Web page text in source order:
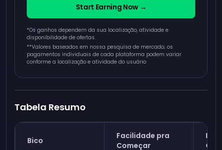
Start Earning Now →
*Os ganhos dependem da sua localização, atividade e
disponibilidade de ofertas.
**Valores baseados em nossa pesquisa de mercado; os
pagamentos individuais de cada plataforma podem variar
conforme a localização e atividade do usuário
Tabela Resumo
Bico
Facilidade pra
Começar